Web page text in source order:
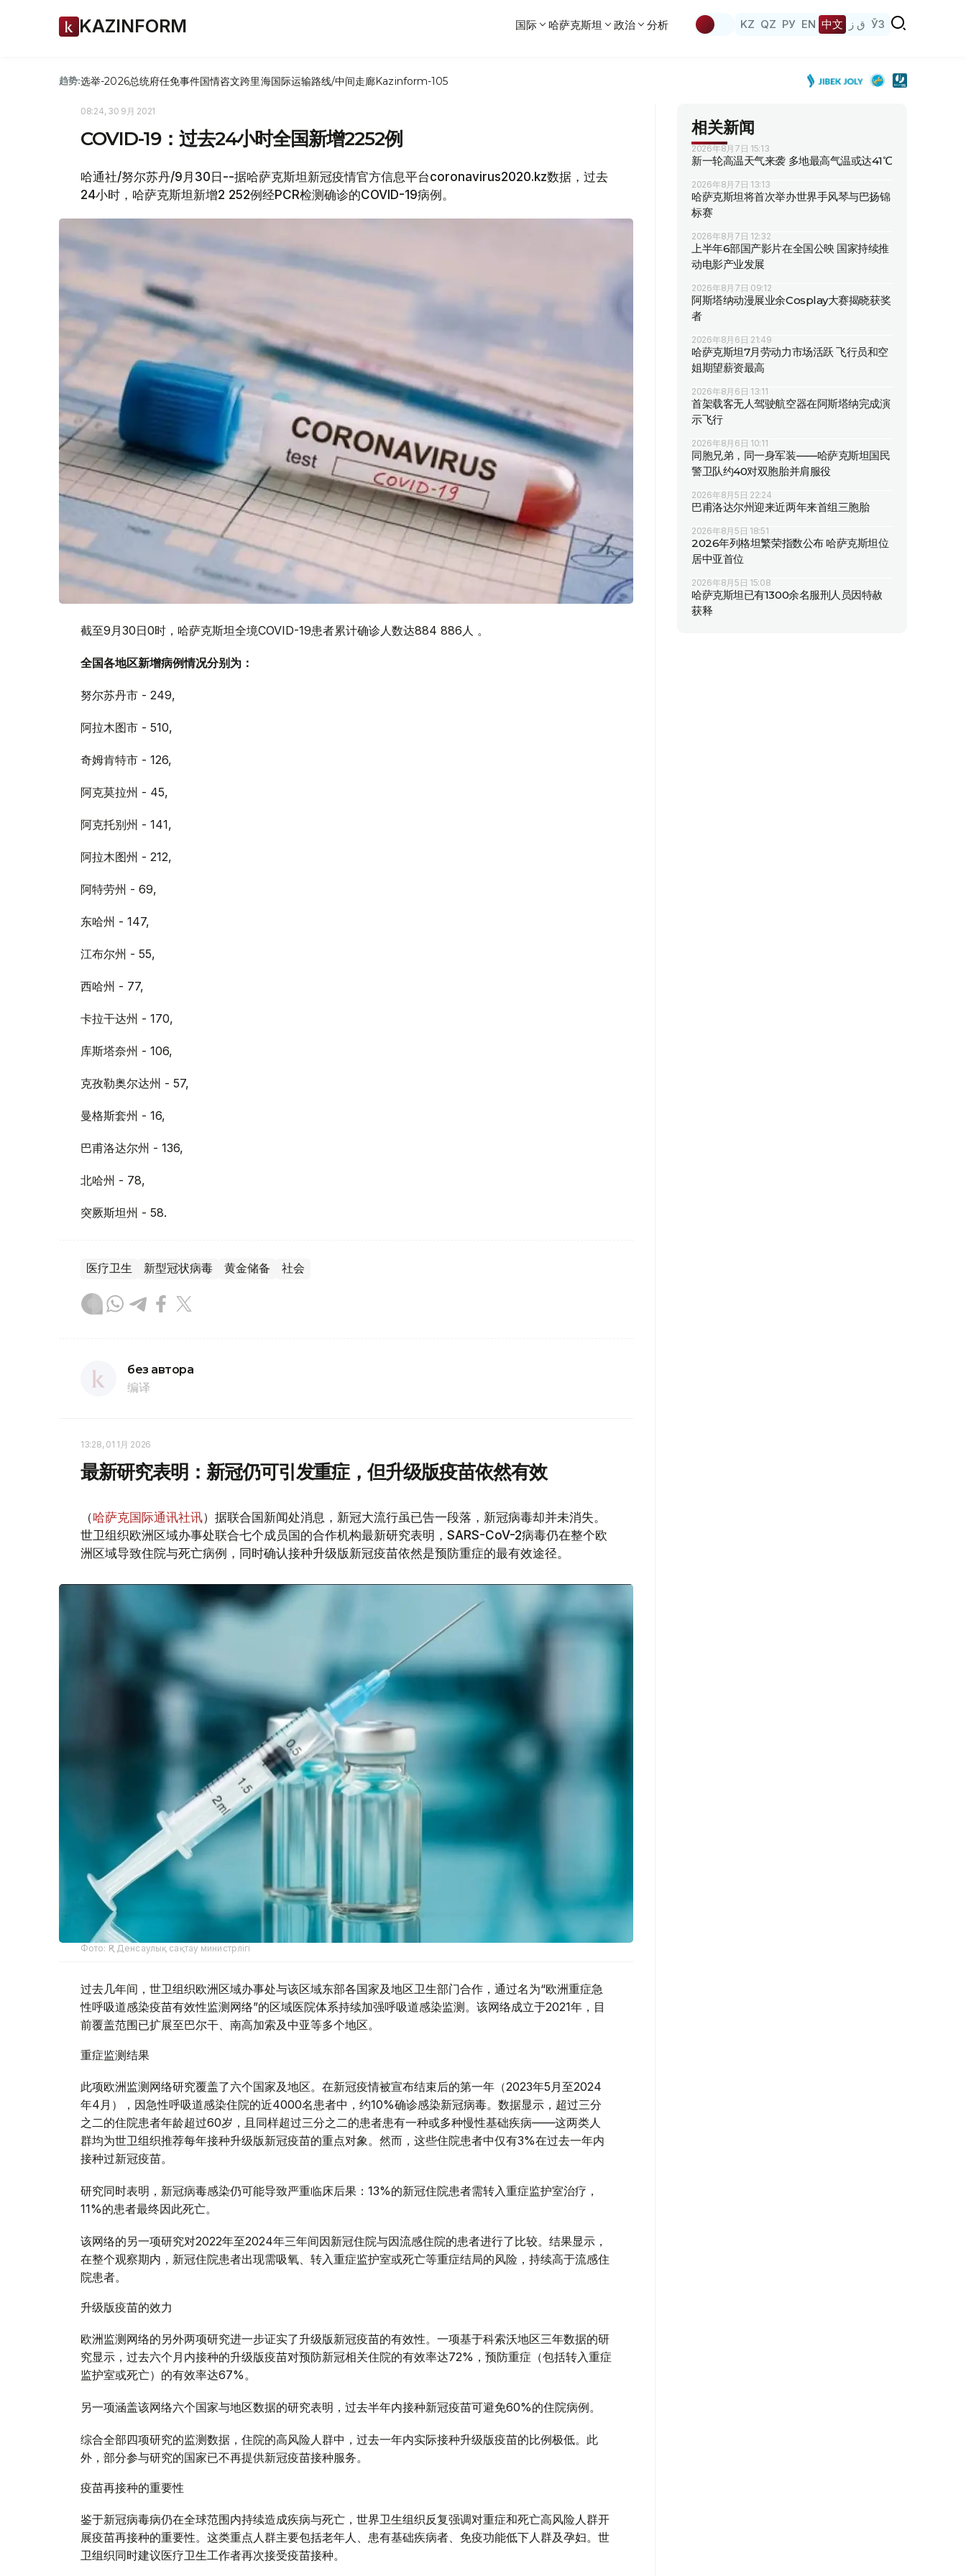
KAZINFORM 国际 哈萨克斯坦 政治 分析 KZ QZ РУ EN 中文 ق ز ЎЗ
趋势:选举-2026总统府任免事件国情咨文跨里海国际运输路线/中间走廊Kazinform-105
08:24, 30 9月 2021
COVID-19：过去24小时全国新增2252例
哈通社/努尔苏丹/9月30日--据哈萨克斯坦新冠疫情官方信息平台coronavirus2020.kz数据，过去
24小时，哈萨克斯坦新增2 252例经PCR检测确诊的COVID-19病例。
截至9月30日0时，哈萨克斯坦全境COVID-19患者累计确诊人数达884 886人 。
全国各地区新增病例情况分别为：
努尔苏丹市 - 249,
阿拉木图市 - 510,
奇姆肯特市 - 126,
阿克莫拉州 - 45,
阿克托别州 - 141,
阿拉木图州 - 212,
阿特劳州 - 69,
东哈州 - 147,
江布尔州 - 55,
西哈州 - 77,
卡拉干达州 - 170,
库斯塔奈州 - 106,
克孜勒奥尔达州 - 57,
曼格斯套州 - 16,
巴甫洛达尔州 - 136,
北哈州 - 78,
突厥斯坦州 - 58.
医疗卫生 新型冠状病毒 黄金储备 社会
без автора
编译
13:28, 01 1月 2026
最新研究表明：新冠仍可引发重症，但升级版疫苗依然有效
（哈萨克国际通讯社讯）据联合国新闻处消息，新冠大流行虽已告一段落，新冠病毒却并未消失。
世卫组织欧洲区域办事处联合七个成员国的合作机构最新研究表明，SARS-CoV-2病毒仍在整个欧
洲区域导致住院与死亡病例，同时确认接种升级版新冠疫苗依然是预防重症的最有效途径。
Фото: ҚР Денсаулық сақтау министрлігі
过去几年间，世卫组织欧洲区域办事处与该区域东部各国家及地区卫生部门合作，通过名为“欧洲重症急
性呼吸道感染疫苗有效性监测网络”的区域医院体系持续加强呼吸道感染监测。该网络成立于2021年，目
前覆盖范围已扩展至巴尔干、南高加索及中亚等多个地区。
重症监测结果
此项欧洲监测网络研究覆盖了六个国家及地区。在新冠疫情被宣布结束后的第一年（2023年5月至2024
年4月），因急性呼吸道感染住院的近4000名患者中，约10%确诊感染新冠病毒。数据显示，超过三分
之二的住院患者年龄超过60岁，且同样超过三分之二的患者患有一种或多种慢性基础疾病——这两类人
群均为世卫组织推荐每年接种升级版新冠疫苗的重点对象。然而，这些住院患者中仅有3%在过去一年内
接种过新冠疫苗。
研究同时表明，新冠病毒感染仍可能导致严重临床后果：13%的新冠住院患者需转入重症监护室治疗，
11%的患者最终因此死亡。
该网络的另一项研究对2022年至2024年三年间因新冠住院与因流感住院的患者进行了比较。结果显示，
在整个观察期内，新冠住院患者出现需吸氧、转入重症监护室或死亡等重症结局的风险，持续高于流感住
院患者。
升级版疫苗的效力
欧洲监测网络的另外两项研究进一步证实了升级版新冠疫苗的有效性。一项基于科索沃地区三年数据的研
究显示，过去六个月内接种的升级版疫苗对预防新冠相关住院的有效率达72%，预防重症（包括转入重症
监护室或死亡）的有效率达67%。
另一项涵盖该网络六个国家与地区数据的研究表明，过去半年内接种新冠疫苗可避免60%的住院病例。
综合全部四项研究的监测数据，住院的高风险人群中，过去一年内实际接种升级版疫苗的比例极低。此
外，部分参与研究的国家已不再提供新冠疫苗接种服务。
疫苗再接种的重要性
鉴于新冠病毒病仍在全球范围内持续造成疾病与死亡，世界卫生组织反复强调对重症和死亡高风险人群开
展疫苗再接种的重要性。这类重点人群主要包括老年人、患有基础疾病者、免疫功能低下人群及孕妇。世
卫组织同时建议医疗卫生工作者再次接受疫苗接种。
相关新闻
2026年8月7日 15:13
新一轮高温天气来袭 多地最高气温或达41℃
2026年8月7日 13:13
哈萨克斯坦将首次举办世界手风琴与巴扬锦
标赛
2026年8月7日 12:32
上半年6部国产影片在全国公映 国家持续推
动电影产业发展
2026年8月7日 09:12
阿斯塔纳动漫展业余Cosplay大赛揭晓获奖
者
2026年8月6日 21:49
哈萨克斯坦7月劳动力市场活跃 飞行员和空
姐期望薪资最高
2026年8月6日 13:11
首架载客无人驾驶航空器在阿斯塔纳完成演
示飞行
2026年8月6日 10:11
同胞兄弟，同一身军装——哈萨克斯坦国民
警卫队约40对双胞胎并肩服役
2026年8月5日 22:24
巴甫洛达尔州迎来近两年来首组三胞胎
2026年8月5日 18:51
2026年列格坦繁荣指数公布 哈萨克斯坦位
居中亚首位
2026年8月5日 15:08
哈萨克斯坦已有1300余名服刑人员因特赦
获释